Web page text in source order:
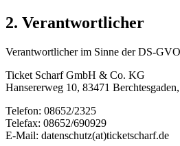
2. Verantwortlicher
Verantwortlicher im Sinne der DS-
Ticket Scharf GmbH & Co. KG
Hansererweg 10, 83471
Telefon: 08652/2325
Telefax: 08652/690929
E-Mail: datenschutz(at)ticketscharf.de